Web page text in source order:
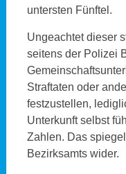
untersten Fünftel.
Ungeachtet dieser
seitens der Polizei
Straftaten oder
festzustellen,
Unterkunft selbst
Zahlen. Das
Bezirksamts wider.